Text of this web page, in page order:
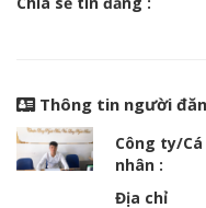
Thông tin người
Công ty/Cá
nhân :
Địa chỉ